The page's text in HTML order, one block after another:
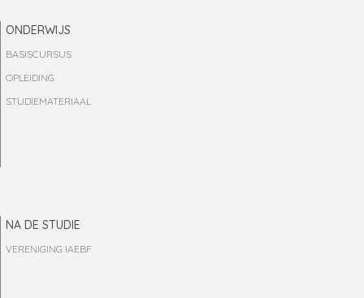
ONDERWIJS
BASISCURSUS
OPLEIDING
STUDIEMATERIAAL
NA DE STUDIE
VERENIGING IAEBF